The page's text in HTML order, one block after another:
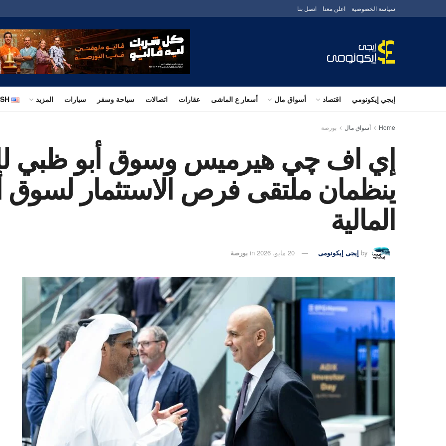
سياسة الخصوصية اعلن معنا اتصل بنا
إيجي إيكونومي اقتصاد أسواق مال أسعار ع الماشى عقارات اتصالات سياحة وسفر سيارات المزيد
Home أسواق مال بورصة
إي اف چي هيرميس وسوق أبو ظبي
ينظمان ملتقى فرص الاستثمار لسوق
المالية
by إيجى إيكونومى 20 مايو، 2026 in بورصة